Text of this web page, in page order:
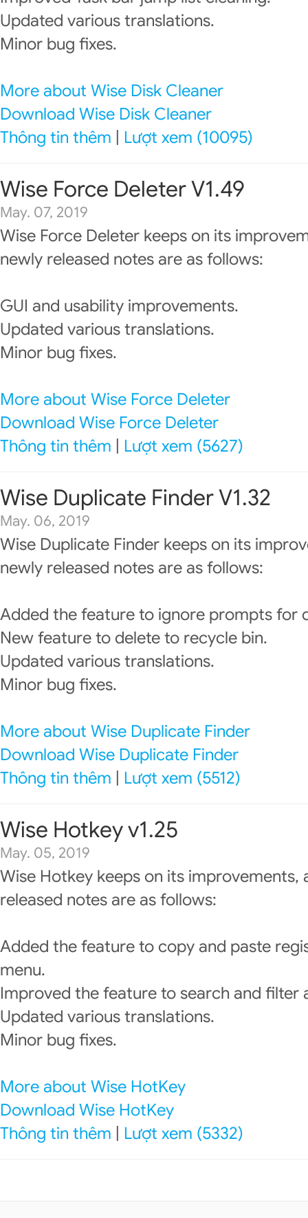
Updated various translations.
Minor bug fixes.
More about Wise Disk Cleaner
Download Wise Disk Cleaner
Thông tin thêm
Lượt xem (10095)
Wise Force Deleter V1.49
May. 07, 2019
Wise Force Deleter keeps on its
newly released notes are as follows:
GUI and usability improvements.
Updated various translations.
Minor bug fixes.
More about Wise Force Deleter
Download Wise Force Deleter
Thông tin thêm
Lượt xem (5627)
Wise Duplicate Finder V1.32
May. 06, 2019
Wise Duplicate Finder keeps on its
newly released notes are as follows:
Added the feature to ignore prompts for
New feature to delete to recycle bin.
Updated various translations.
Minor bug fixes.
More about Wise Duplicate Finder
Download Wise Duplicate Finder
Thông tin thêm
Lượt xem (5512)
Wise Hotkey v1.25
May. 05, 2019
Wise Hotkey keeps on its improvements,
released notes are as follows:
Added the feature to copy and paste
menu.
Improved the feature to search and filter
Updated various translations.
Minor bug fixes.
More about Wise HotKey
Download Wise HotKey
Thông tin thêm
Lượt xem (5332)